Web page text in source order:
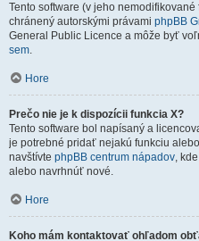
Tento software (v jeho
chránený autorskými právami phpBB
General Public Licence a môže byť
sem.
Hore
Prečo nie je k dispozícii funkcia X?
Tento software bol napísaný a
je potrebné pridať nejakú funkciu
navštívte phpBB centrum nápadov,
alebo navrhnúť nové.
Hore
Koho mám kontaktovať ohľadom